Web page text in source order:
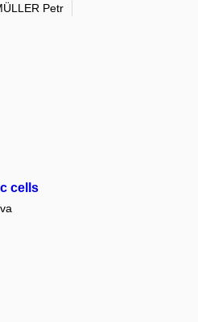
Petr
cells